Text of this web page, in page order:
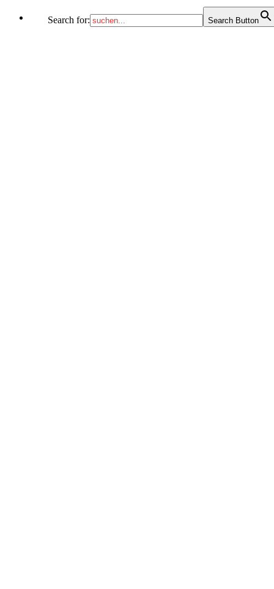
Search for: Search Button